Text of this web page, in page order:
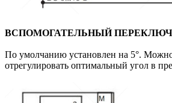
ВСПОМОГАТЕЛЬНЫЙ
По умолчанию установлен на 5°. Можно
отрегулировать оптимальный угол в